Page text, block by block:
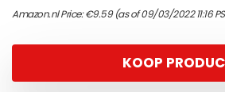
Amazon.nl Price:€9.59(as of 09/03/2022 11:16
KOOP